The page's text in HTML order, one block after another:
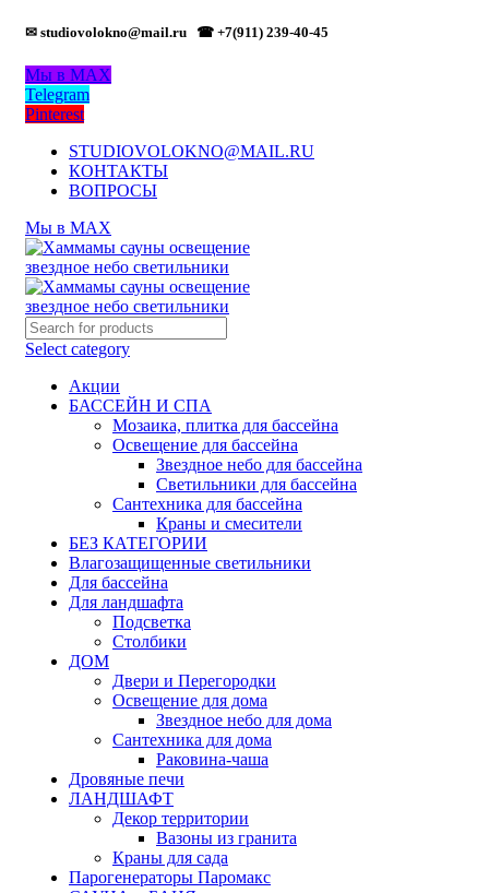
✉ studiovolokno@mail.ru ☎ +7(911) 239-40-45
Мы в MAX
Telegram
Pinterest
STUDIOVOLOKNO@MAIL.RU
КОНТАКТЫ
ВОПРОСЫ
Мы в MAX
Select category
Акции
БАССЕЙН И СПА
Мозаика, плитка для бассейна
Освещение для бассейна
Звездное небо для бассейна
Светильники для бассейна
Сантехника для бассейна
Краны и смесители
БЕЗ КАТЕГОРИИ
Влагозащищенные светильники
Для бассейна
Для ландшафта
Подсветка
Столбики
ДОМ
Двери и Перегородки
Освещение для дома
Звездное небо для дома
Сантехника для дома
Раковина-чаша
Дровяные печи
ЛАНДШАФТ
Декор территории
Вазоны из гранита
Краны для сада
Парогенераторы Паромакс